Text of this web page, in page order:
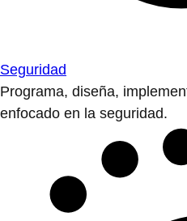
Seguridad
Programa, diseña,
enfocado en la seguridad.